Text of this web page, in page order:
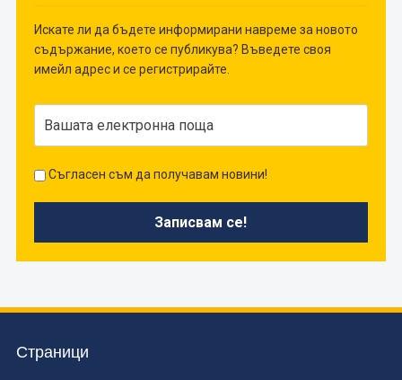
Искате ли да бъдете информирани навреме за новото
съдържание, което се публикува? Въведете своя
имейл адрес и се регистрирайте.
Съгласен съм да получавам новини!
Страници